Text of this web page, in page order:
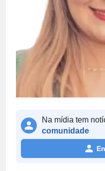
Na mídia tem
comunidade